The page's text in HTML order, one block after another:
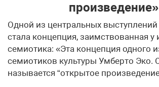
произведение»
Одной из центральных
стала концепция, заимствованная у
семиотика: «Эта концепция одного
семиотиков культуры Умберто Эко.
называется “открытое